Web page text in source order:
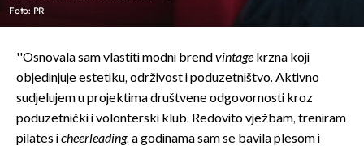
Foto: PR
''Osnovala sam vlastiti modni brendvintage krzna koji
objedinjuje estetiku, održivost i poduzetništvo. Aktivno
sudjelujem u projektima društvene odgovornosti kroz
poduzetnički i volonterski klub. Redovito vježbam, treniram
pilates icheerleading, a godinama sam se bavila plesom i